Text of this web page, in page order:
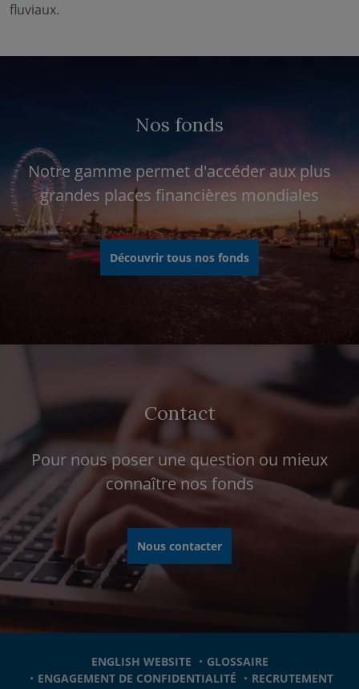
fluviaux.
Nos fonds
Notre gamme permet d'accéder aux plus
grandes places financières mondiales
Découvrir tous nos fonds
Contact
Pour nous poser une question ou mieux
connaître nos fonds
Nous contacter
ENGLISH WEBSITE
GLOSSAIRE
ENGAGEMENT DE CONFIDENTIALITÉ
RECRUTEMENT